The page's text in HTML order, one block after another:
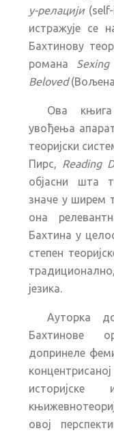
у-релацији
истражује се
Бахтинову
романа
Beloved
Ова књига
увођења
теоријски
Пирс, Reading
објасни шта
значе у ширем
она
Бахтина у
степен
језика.
Ауторка
Бахтинове
допринеле
овој